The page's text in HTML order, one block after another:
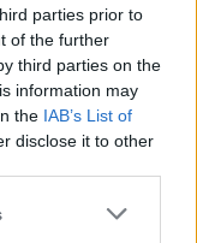
parties prior to
of the further
third parties on the
information may
the IAB’s List of
disclose it to other